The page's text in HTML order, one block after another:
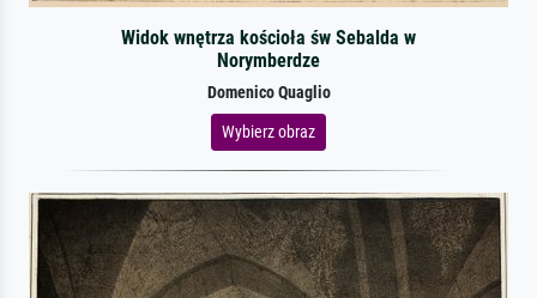
Widok wnętrza kościoła św Sebalda w
Norymberdze
Domenico Quaglio
Wybierz obraz